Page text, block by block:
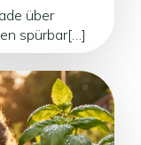
über
spürbar[…]